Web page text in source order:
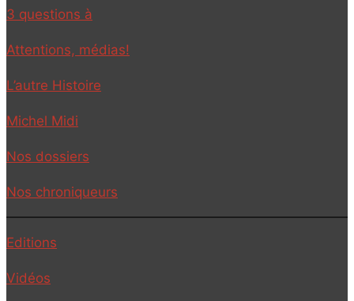
3 questions à
Attentions, médias!
L’autre Histoire
Michel Midi
Nos dossiers
Nos chroniqueurs
Editions
Vidéos